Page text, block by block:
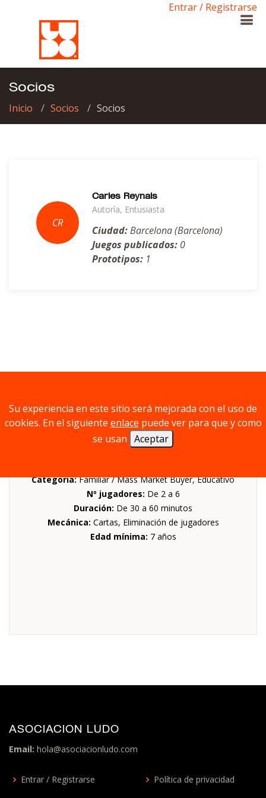
Entrar / Registrarse
Socios
Inicio Socios Socios
Carles Reynals
Autoría, Entusiasta
Ciudad:Barcelona (Barcelona)
Juegos publicados: 0
Prototipos: 1
Categoria:Familiar / Mass Market Buyer, Educativo
Nº jugadores: De 2 a 6
Duración: De 30 a 60 minutos
Mecánica: Cartas, Eliminación de jugadores
Edad mínima: 7 años
ASOCIACION LUDO
Email: hola@asociacionludo.com
Entrar / Registrarse
Política de privacidad
Su experiencia en este sitio será mejorada con el uso de
cookies. En el siguiente enlace puede ver para que y como
se usan Aceptar